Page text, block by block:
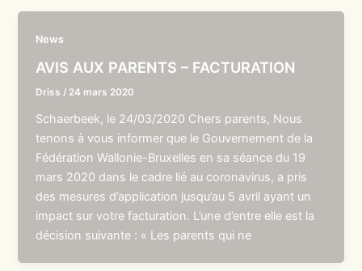
News
AVIS AUX PARENTS – FACTURATION
Driss / 24 mars 2020
Schaerbeek, le 24/03/2020 Chers parents, Nous
tenons à vous informer que le Gouvernement de la
Fédération Wallonie-Bruxelles en sa séance du 19
mars 2020 dans le cadre lié au coronavirus, a pris
des mesures d’application jusqu’au 5 avril ayant un
impact sur votre facturation. L’une d’entre elle est la
décision suivante : « Les parents qui ne